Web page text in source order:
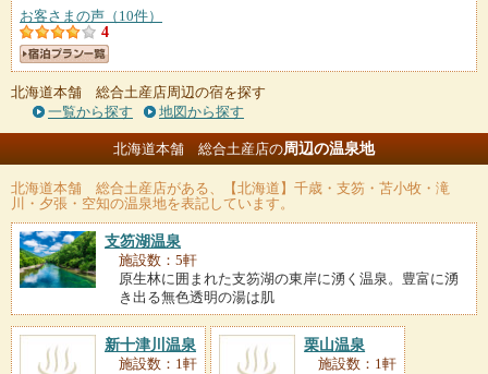
お客さまの声（10件）
4
北海道本舗 総合土産店周辺の宿を探す
一覧から探す
地図から探す
北海道本舗 総合土産店の周辺の温泉地
北海道本舗 総合土産店がある、【北海道】千歳・支笏・苫小牧・滝
川・夕張・空知の温泉地を表記しています。
支笏湖温泉
施設数：5軒
原生林に囲まれた支笏湖の東岸に湧く温泉。豊富に湧
き出る無色透明の湯は肌
新十津川温泉
施設数：1軒
栗山温泉
施設数：1軒